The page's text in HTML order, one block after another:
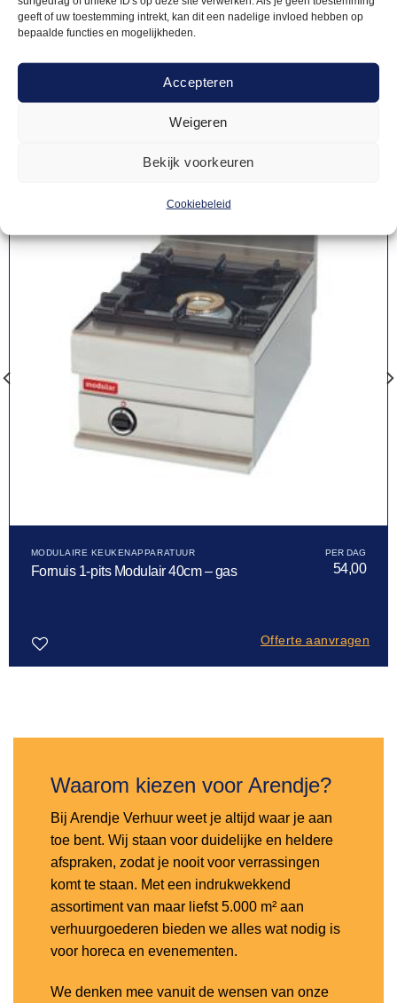
geeft of uw toestemming intrekt, kan dit een nadelige invloed hebben op
bepaalde functies en mogelijkheden.
Accepteren
Weigeren
Bekijk voorkeuren
Cookiebeleid
Gerelateerde
producten
MODULAIRE KEUKENAPPARATUUR
Fornuis 1-pits Modulair 40cm – gas 54,00
Offerte aanvragen
Waarom kiezen voor Arendje?
Bij Arendje Verhuur weet je altijd waar je aan
toe bent. Wij staan voor duidelijke en heldere
afspraken, zodat je nooit voor verrassingen
komt te staan. Met een indrukwekkend
assortiment van maar liefst 5.000 m² aan
verhuurgoederen bieden we alles wat nodig is
voor horeca en evenementen.
We denken mee vanuit de wensen van onze